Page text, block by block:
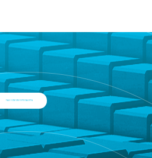
FALE COM UM ESPECIALISTA